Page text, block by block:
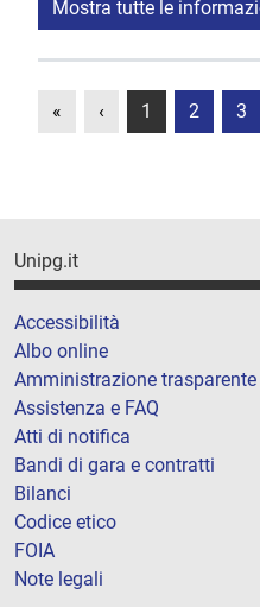
Mostra tutte le
« ‹ 1 2 3
Unipg.it
Accessibilità
Albo online
Amministrazione trasparente
Assistenza e FAQ
Atti di notifica
Bandi di gara e contratti
Bilanci
Codice etico
FOIA
Note legali